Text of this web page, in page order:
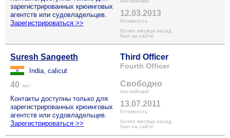
зарегистрированных крюинговых
агентств или судовладельцев.
Зарегистрироваться >>
12.03.2013
Готовность
более месяца назад
был на сайте
Suresh Sangeeth
India, calicut
40 лет
Контакты доступны только для
зарегистрированных крюинговых
агентств или судовладельцев.
Зарегистрироваться >>
Third Officer
Fourth Officer
Свободно
Английский
13.07.2011
Готовность
более месяца назад
был на сайте